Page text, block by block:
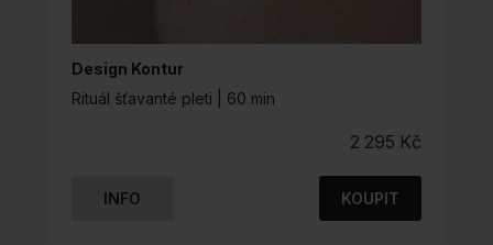
Design Kontur
Rituál šťavanté pleti | 60 min
2 295 Kč
INFO KOUPIT